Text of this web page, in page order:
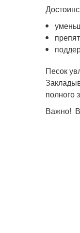
Песок
полного
Важно! В